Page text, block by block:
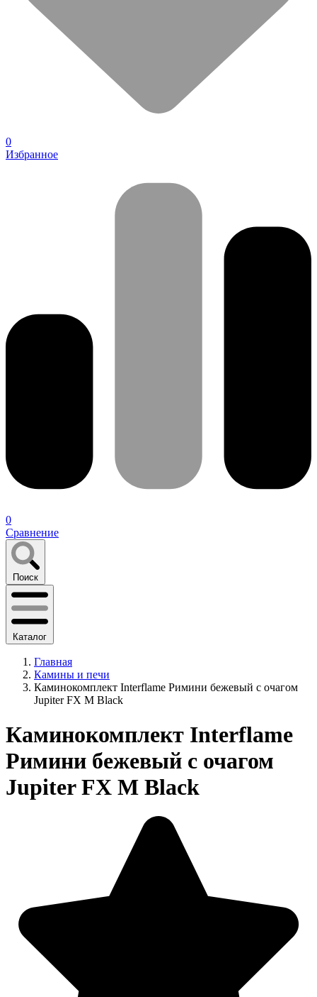
0
Избранное
0
Сравнение
Поиск
Каталог
Главная
Камины и печи
Каминокомплект Interflame Римини бежевый с очагом
Jupiter FX M Black
Каминокомплект Interflame
Римини бежевый с очагом
Jupiter FX M Black